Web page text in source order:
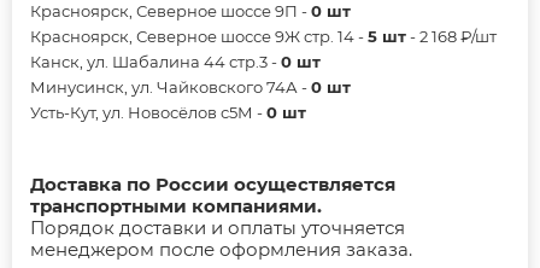
Красноярск, Северное шоссе 9П -0 шт
Красноярск, Северное шоссе 9Ж стр. 14 -5 шт- 2 168 ₽/шт
Канск, ул. Шабалина 44 стр.3 -0 шт
Минусинск, ул. Чайковского 74А -0 шт
Усть-Кут, ул. Новосёлов с5М -0 шт
Доставка по России осуществляется
транспортными компаниями.
Порядок доставки и оплаты уточняется
менеджером после оформления заказа.